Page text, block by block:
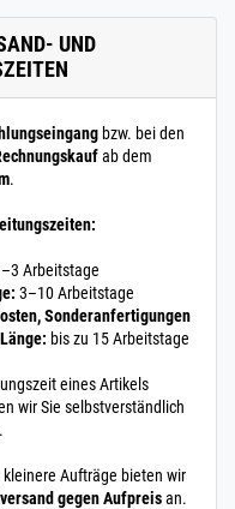
UND
bzw. bei den
ab dem
.
Arbeitstage
3–10 Arbeitstage
Sonderanfertigungen
bis zu 15 Arbeitstage
eines Artikels
wir Sie selbstverständlich
Aufträge bieten wir
gegen Aufpreisan.